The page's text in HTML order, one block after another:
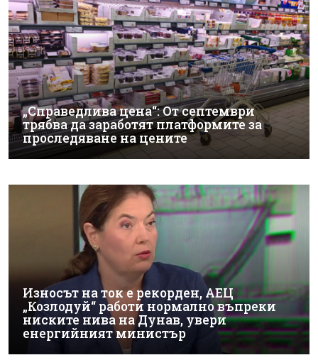
„Справедлива цена“: От септември
трябва да заработят платформите за
проследяване на цените
Износът на ток е рекорден, АЕЦ
„Козлодуй“ работи нормално въпреки
ниските нива на Дунав, увери
енергийният министър